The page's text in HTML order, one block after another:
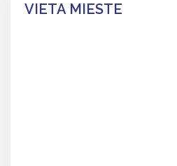
VIETA MIESTE